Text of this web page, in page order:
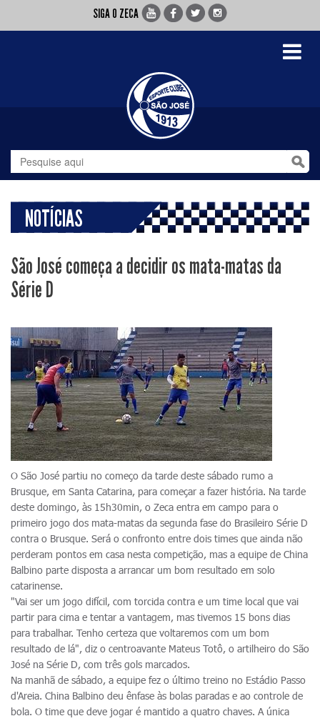
SIGA O ZECA
Toggle
NOTÍCIAS
São José começa a decidir os mata-matas da
Série D
O São José partiu no começo da tarde deste sábado rumo a
Brusque, em Santa Catarina, para começar a fazer história. Na tarde
deste domingo, às 15h30min, o Zeca entra em campo para o
primeiro jogo dos mata-matas da segunda fase do Brasileiro Série D
contra o Brusque. Será o confronto entre dois times que ainda não
perderam pontos em casa nesta competição, mas a equipe de China
Balbino parte disposta a arrancar um bom resultado em solo
catarinense.
"Vai ser um jogo difícil, com torcida contra e um time local que vai
partir para cima e tentar a vantagem, mas tivemos 15 bons dias
para trabalhar. Tenho certeza que voltaremos com um bom
resultado de lá", diz o centroavante Mateus Totô, o artilheiro do São
José na Série D, com três gols marcados.
Na manhã de sábado, a equipe fez o último treino no Estádio Passo
d'Areia. China Balbino deu ênfase às bolas paradas e ao controle de
bola. O time que deve jogar é mantido a quatro chaves. A única